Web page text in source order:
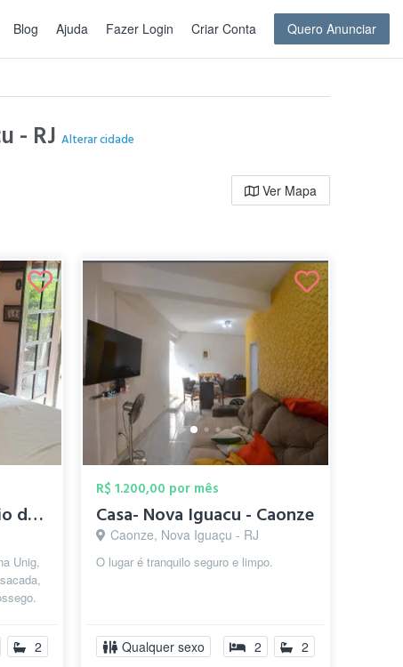
Blog Ajuda Fazer Login Criar Conta Quero Anunciar
- RJAlterar cidade
Ver Mapa
Quarto em condominio de casas
Unig,
2
R$ 1.200,00 por mês
Casa- Nova Iguacu - Caonze
Caonze, Nova Iguaçu - RJ
O lugar é tranquilo seguro e limpo.
Qualquer sexo 2 2